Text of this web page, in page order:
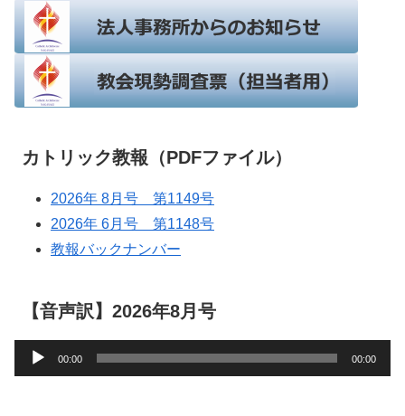
カトリック教報（PDFファイル）
2026年 8月号 第1149号
2026年 6月号 第1148号
教報バックナンバー
【音声訳】2026年8月号
声
00:00 00:00